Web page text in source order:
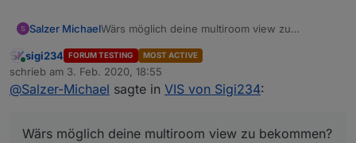
Zu viele persönliche Daten drinnen.
Wär's den möglich nur nen Teil zu exportieren?
Ich versuch's gerade zusammen zu bauen, aber
das Calllog im json gibt er mir sau viele Werte mit
drin stünde :(
Salzer MichaelWärs möglich deine multiroom view zu
Online
sigi234 FORUM TESTING MOST ACTIVE
schrieb am 3. Feb. 2020, 18:55
zuletzt editiert von
@Salzer-Michael sagte in VIS von Sigi234:
Wärs möglich deine multiroom view zu bekommen?